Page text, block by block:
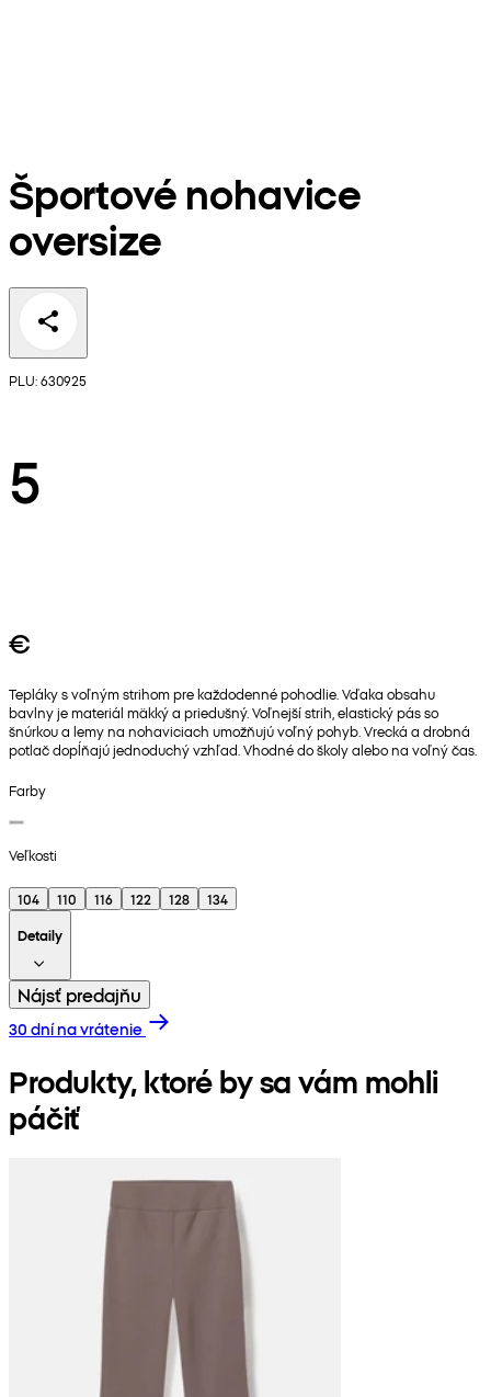
Športové nohavice
oversize
PLU: 630925
5
€
Tepláky s voľným strihom pre každodenné pohodlie. Vďaka obsahu
bavlny je materiál mäkký a priedušný. Voľnejší strih, elastický pás so
šnúrkou a lemy na nohaviciach umožňujú voľný pohyb. Vrecká a drobná
potlač dopĺňajú jednoduchý vzhľad. Vhodné do školy alebo na voľný čas.
Farby
Veľkosti
104 110 116 122 128
134
Detaily
Nájsť predajňu
30 dní na vrátenie
Produkty, ktoré by sa vám mohli
páčiť